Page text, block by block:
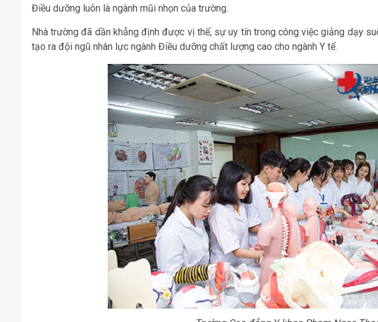
Điều dưỡng luôn là ngành mũi nhọn của trường.
Nhà trường đã dần khẳng định được vị thế, sự uy tín trong công việc giảng dạy
tạo ra đội ngũ nhân lực ngành Điều dưỡng chất lượng cao cho ngành Y tế.